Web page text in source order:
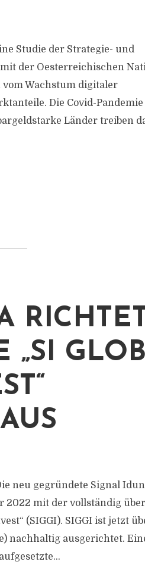
Studie der Strategie- und
der Oesterreichischen
Wachstum digitaler
Die Covid-
Länder treiben
„SI
neu gegründete Signal
2022 mit der vollständig
(SIGGI). SIGGI ist jetzt
nachhaltig ausgerichtet.